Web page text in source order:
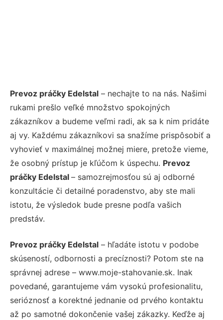
Prevoz práčky Edelstal – nechajte to na nás. Našimi
rukami prešlo veľké množstvo spokojných
zákazníkov a budeme veľmi radi, ak sa k nim pridáte
aj vy. Každému zákazníkovi sa snažíme prispôsobiť a
vyhovieť v maximálnej možnej miere, pretože vieme,
že osobný prístup je kľúčom k úspechu. Prevoz
práčky Edelstal – samozrejmosťou sú aj odborné
konzultácie či detailné poradenstvo, aby ste mali
istotu, že výsledok bude presne podľa vašich
predstáv.
Prevoz práčky Edelstal – hľadáte istotu v podobe
skúseností, odbornosti a precíznosti? Potom ste na
správnej adrese – www.moje-stahovanie.sk. Inak
povedané, garantujeme vám vysokú profesionalitu,
serióznosť a korektné jednanie od prvého kontaktu
až po samotné dokončenie vašej zákazky. Keďže aj